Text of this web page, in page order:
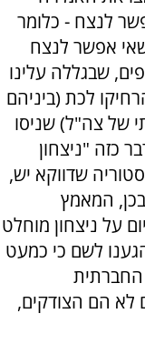
לנצח - כלומר
אפשר לנצח
שבגללה עלינו
לכת (ביניהם
של צה"ל) שניסו
כזה "ניצחון
שדווקא יש,
המאמץ
על ניצחון מוחלט
לשם כי כמעט
החברתית
לא הם הצודקים,